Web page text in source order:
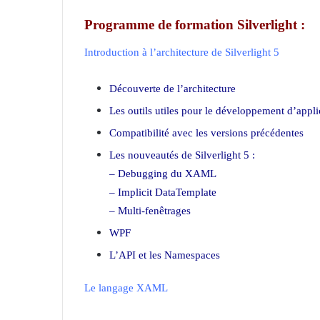
Programme de formation Silverlight :
Introduction à l’architecture de Silverlight 5
Découverte de l’architecture
Les outils utiles pour le développement
Compatibilité avec les versions précédentes
Les nouveautés de Silverlight 5 :
– Debugging du XAML
– Implicit DataTemplate
– Multi-fenêtrages
WPF
L’API et les Namespaces
Le langage XAML